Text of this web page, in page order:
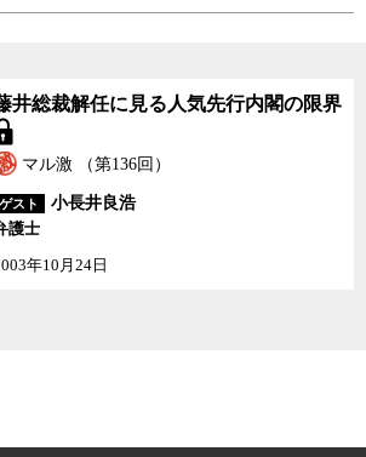
井総裁解任に見る人気先行内閣の限界
マル激 （第136回）
ゲスト
小長井良浩
護士
年10月24日